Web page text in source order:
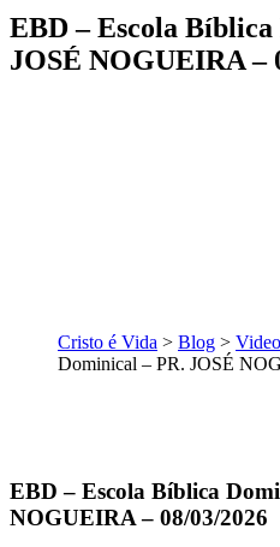
EBD – Escola
JOSÉ NOGUEIRA –
Cristo é Vida > Blog >
Dominical – PR. JOSÉ
EBD – Escola Bíblica
NOGUEIRA – 08/03/2026